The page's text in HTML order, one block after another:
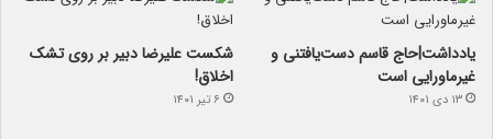
یادداشت|حاج قاسم دست‌یافتنی و
غیرماورایی است
۱۳ دی ۱۴۰۱
شکست علیرضا دبیر بر روی تشک
اخلاق!
۶ تیر ۱۴۰۱